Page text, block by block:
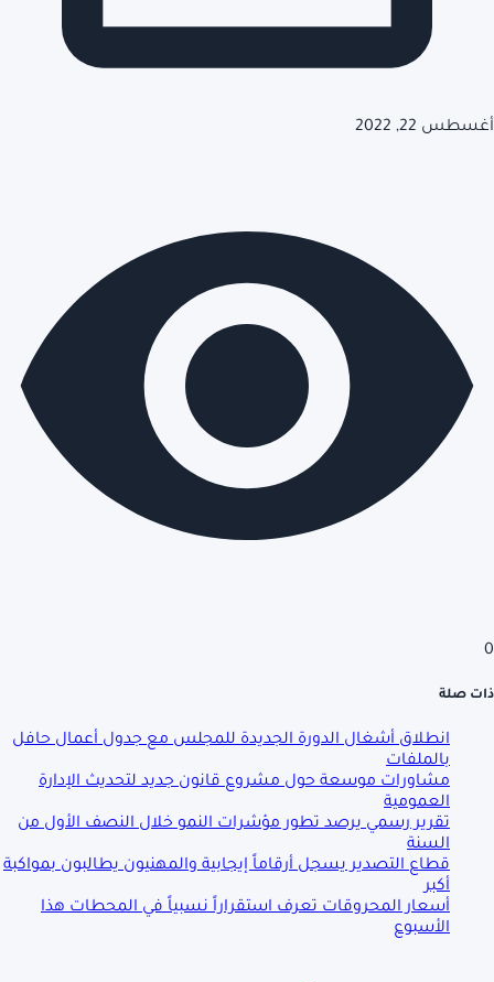
أغسطس 22, 2022
0
ذات صلة
انطلاق أشغال الدورة الجديدة للمجلس مع جدول أعمال حافل
بالملفات
مشاورات موسعة حول مشروع قانون جديد لتحديث الإدارة
العمومية
تقرير رسمي يرصد تطور مؤشرات النمو خلال النصف الأول من
السنة
قطاع التصدير يسجل أرقاماً إيجابية والمهنيون يطالبون بمواكبة
أكبر
أسعار المحروقات تعرف استقراراً نسبياً في المحطات هذا
الأسبوع